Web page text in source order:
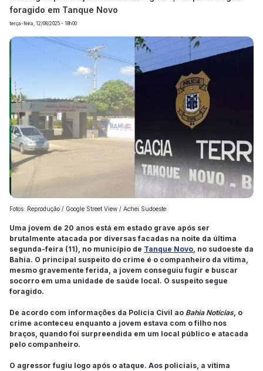
foragido em Tanque Novo
terça-feira, 12/08/2025 - 18h00
Fotos: Reprodução / Google Street View / Achei Sudoeste
Uma jovem de 20 anos está em estado grave após ser
brutalmente atacada por diversas facadas na noite da última
segunda-feira (11), no município de Tanque Novo, no sudoeste da
Bahia. O principal suspeito do crime é o companheiro da vítima,
mesmo gravemente ferida, a jovem conseguiu fugir e buscar
socorro em uma unidade de saúde local. O suspeito segue
foragido.
De acordo com informações da Polícia Civil ao Bahia Notícias, o
crime aconteceu enquanto a jovem estava com o filho nos
braços, quando foi surpreendida em um local público e atacada
pelo companheiro.
O agressor fugiu logo após o ataque. Aos policiais, a vítima